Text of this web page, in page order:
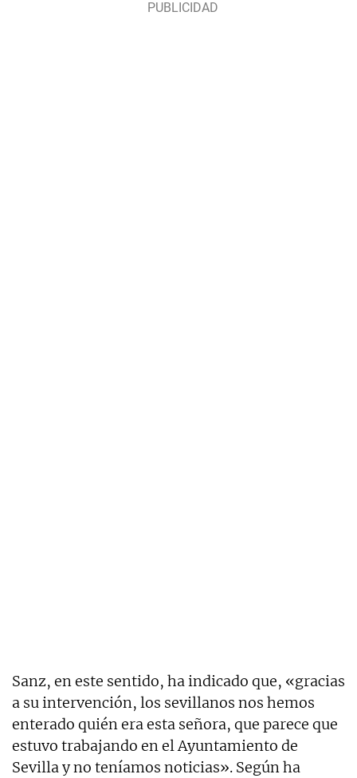
Sanz, en este sentido, ha indicado que, «gracias
a su intervención, los sevillanos nos hemos
enterado quién era esta señora, que parece que
estuvo trabajando en el Ayuntamiento de
Sevilla y no teníamos noticias». Según ha